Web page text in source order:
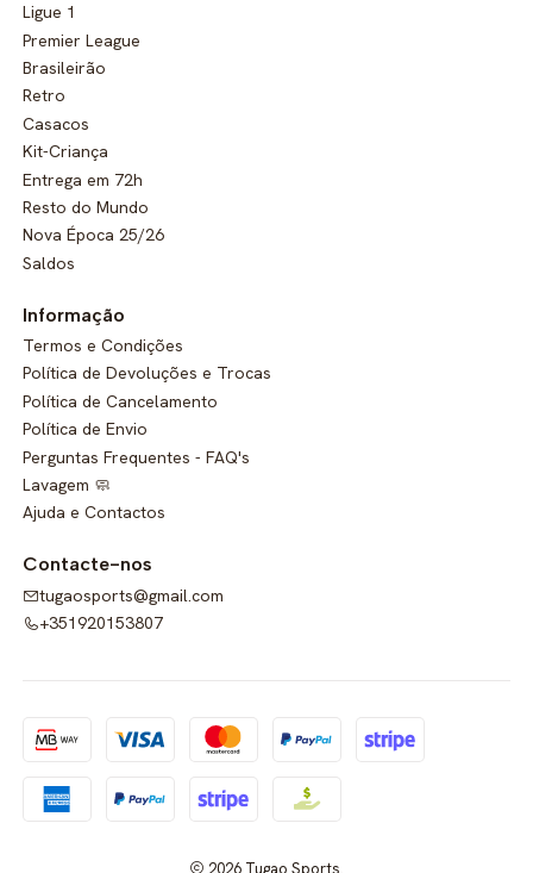
Ligue 1
Premier League
Brasileirão
Retro
Casacos
Kit-Criança
Entrega em 72h
Resto do Mundo
Nova Época 25/26
Saldos
Informação
Termos e Condições
Política de Devoluções e Trocas
Política de Cancelamento
Política de Envio
Perguntas Frequentes - FAQ's
Lavagem 🧼
Ajuda e Contactos
Contacte-nos
tugaosports@gmail.com
+351920153807